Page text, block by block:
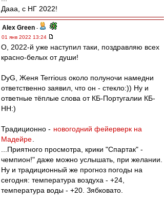
Дааа, с НГ 2022!
Alex Green -
01 янв 2022 13:24
О, 2022-й уже наступил таки, поздравляю всех
красно-белых от души!
DyG, Женя Terrious около полуночи намедни
ответственно заявил, что он - стекло:)) Ну и
ответные тёплые слова от КБ-Португалии КБ-
НН:)
Традиционно - новогодний фейерверк на
Мадейре
...Приятного просмотра, крики "Спартак" -
чемпион!" даже можно услышать, при желании.
Ну и традиционный же прогноз погоды на
сегодня: температура воздуха - +24,
температура воды - +20. Зябковато.